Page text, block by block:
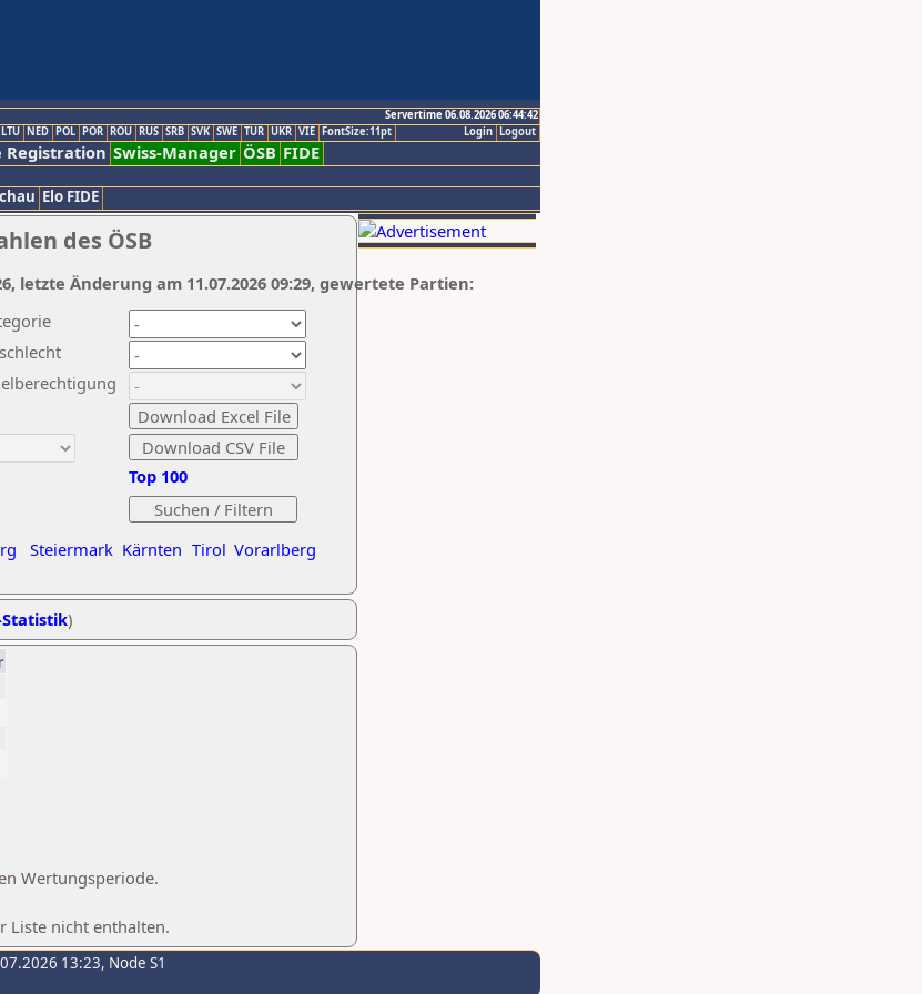
Servertime 06.08.2026 06:44:42
Logout
Login
LTU NED POL POR ROU RUS SRB SVK SWE TUR UKR VIE FontSize:11pt
Registration Swiss-Manager ÖSB FIDE
Elo FIDE
des ÖSB
Steiermark Kärnten Tirol Vorarlberg
Top 100
letzte Änderung am 11.07.2026 09:29, gewertete Partien:
)
Wertungsperiode.
Liste nicht enthalten.
13:23, Node S1